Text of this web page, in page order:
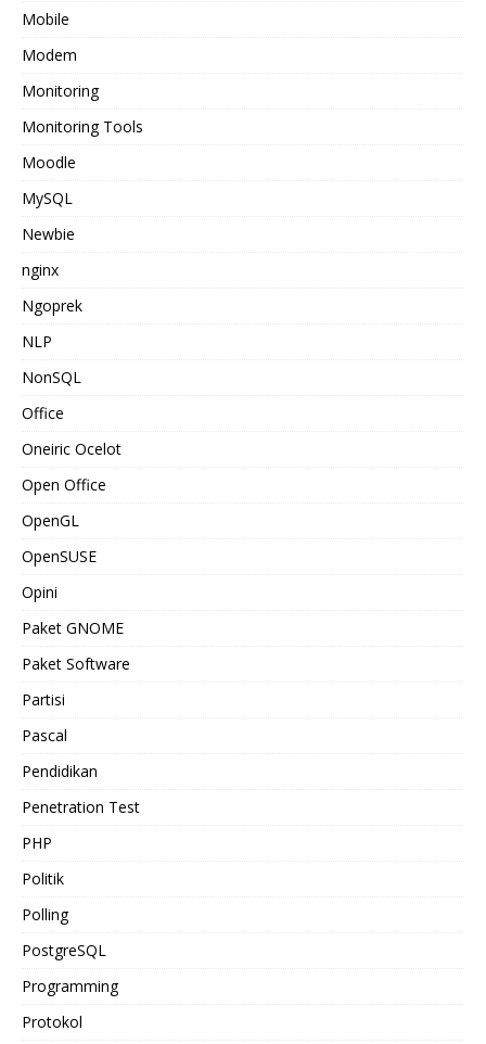
Mobile
Modem
Monitoring
Monitoring Tools
Moodle
MySQL
Newbie
nginx
Ngoprek
NLP
NonSQL
Office
Oneiric Ocelot
Open Office
OpenGL
OpenSUSE
Opini
Paket GNOME
Paket Software
Partisi
Pascal
Pendidikan
Penetration Test
PHP
Politik
Polling
PostgreSQL
Programming
Protokol